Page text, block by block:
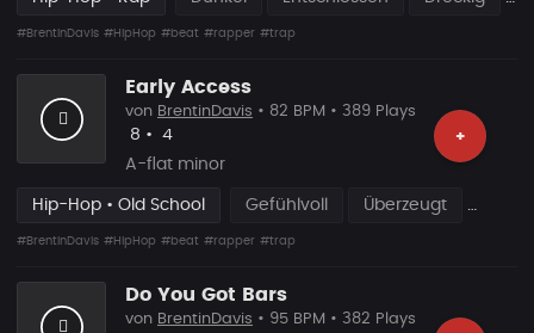
#BrentinDavis #HipHop #beat #rapper #trap
Early Access
+
von BrentinDavis • 82 BPM • 389 Plays
Likes
8 • Vorgeschlagen
4
A-flat minor
Hip-Hop • Old School Gefühlvoll Überzeugt
#BrentinDavis #HipHop #beat #rapper #trap
Do You Got Bars
von BrentinDavis • 95 BPM • 382 Plays